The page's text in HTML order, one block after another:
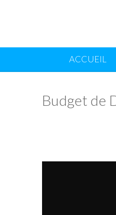
ACCUEIL
Budget de